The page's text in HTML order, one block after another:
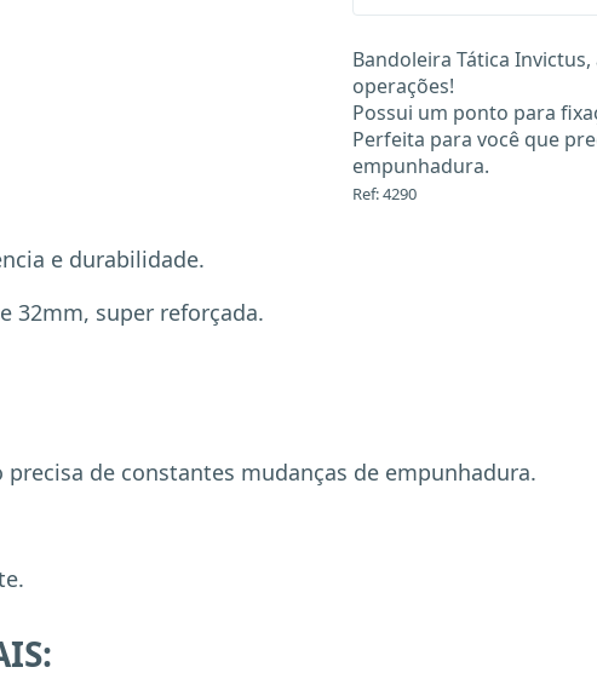
Bandoleira Tática
operações!
Possui um ponto para
Perfeita para você que
empunhadura.
Ref: 4290
e durabilidade.
32mm, super reforçada.
de constantes mudanças de empunhadura.